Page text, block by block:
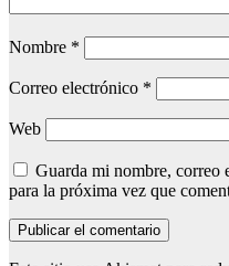
Nombre *
Correo electrónico *
Web
Guarda mi nombre, correo
para la próxima vez que